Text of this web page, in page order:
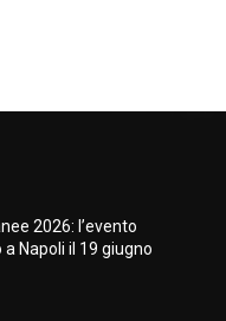
2026: l’evento
Napoli il 19 giugno